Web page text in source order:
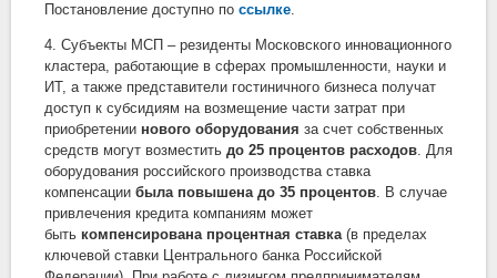
Постановление доступно по ссылке.
4. Субъекты МСП – резиденты Московского инновационного
кластера, работающие в сферах промышленности, науки и
ИТ, а также представители гостиничного бизнеса получат
доступ к субсидиям на возмещение части затрат при
приобретении нового оборудования за счет собственных
средств могут возместить до 25 процентов расходов. Для
оборудования российского производства ставка
компенсации была повышена до 35 процентов. В случае
привлечения кредита компаниям может
быть компенсирована процентная ставка(в пределах
ключевой ставки Центрального банка Российской